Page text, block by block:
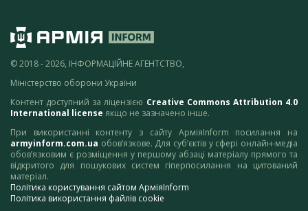
© 2018 - 2026, ІНФОРМАЦІЙНЕ АГЕНТСТВО,
Міністерство оборони України
Контент доступний за ліцензією Creative Commons Attribution 4.0
International license якщо не зазначено інше.
При використанні контенту з сайту АрміяInform посилання на
armyinform.com.ua обов’язкове. Для суб’єктів у сфері онлайн-медіа
обов’язковим є розміщення у першому абзаці матеріалу прямого та
відкритого для пошукових систем гіперпосилання на цитований
матеріал.
Політика користування сайтом АрміяInform
Політика використання файлів cookie